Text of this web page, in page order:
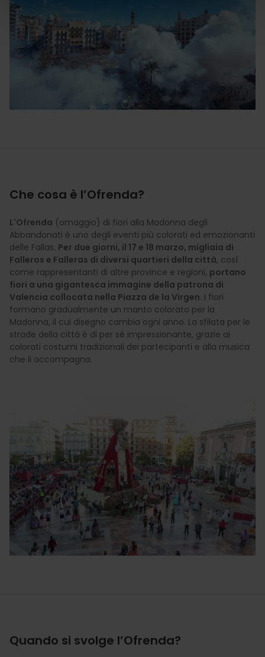
Che cosa è l’Ofrenda?
L'Ofrenda (omaggio) di fiori alla Madonna degli
Abbandonati è uno degli eventi più colorati ed emozionanti
delle Fallas. Per due giorni, il 17 e 18 marzo, migliaia di
Falleros e Falleras di diversi quartieri della città, così
come rappresentanti di altre province e regioni, portano
fiori a una gigantesca immagine della patrona di
Valencia collocata nella Piazza de la Virgen. I fiori
formano gradualmente un manto colorato per la
Madonna, il cui disegno cambia ogni anno. La sfilata per le
strade della città è di per sé impressionante, grazie ai
colorati costumi tradizionali dei partecipanti e alla musica
che li accompagna.
Quando si svolge l’Ofrenda?